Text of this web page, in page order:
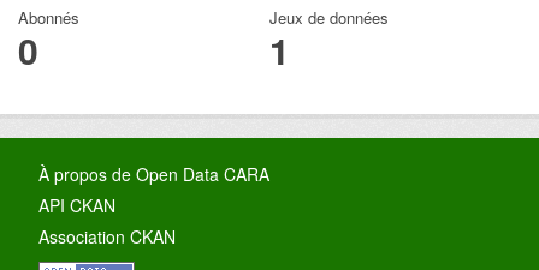
Abonnés
0
Jeux de données
1
À propos de Open Data CARA
API CKAN
Association CKAN